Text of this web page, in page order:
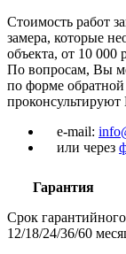
Стоимость работ
замера, которые
объекта, от 10
По вопросам, Вы
по форме
проконсультируют
e-mail:
или через
Гарантия
Срок
12/18/24/36/60